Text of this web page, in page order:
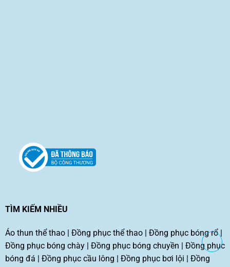
TÌM KIẾM NHIỀU
Áo thun thể thao| Đồng phục thể thao| Đồng phục bóng rổ|
Đồng phục bóng chày| Đồng phục bóng chuyền | Đồng phục
bóng đá | Đồng phục cầu lông | Đồng phục bơi lội | Đồng